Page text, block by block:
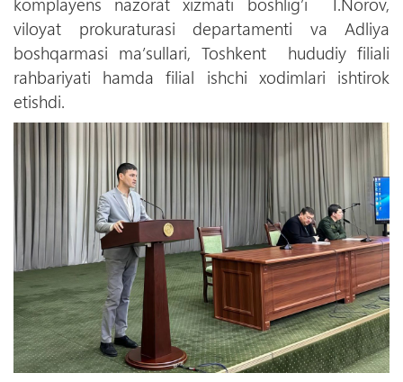
viloyat prokuraturasi departamenti va Adliya
boshqarmasi maʼsullari, Toshkent hududiy filiali
rahbariyati hamda filial ishchi xodimlari ishtirok
etishdi.